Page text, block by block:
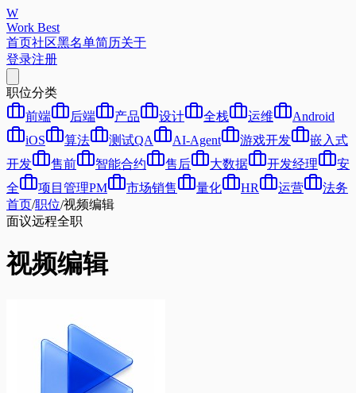
W
Work Best
首页社区黑名单简历关于
登录注册
职位分类
前端
后端 产品 设计 全栈 运维
Android
iOS
算法 测试QA AI-Agent 游戏开发
嵌入式
开发
售前 智能合约 售后 大数据 开发经理
安
全
项目管理PM 市场销售 量化 HR 运营
法务
首页/职位/视频编辑
面议远程全职
视频编辑